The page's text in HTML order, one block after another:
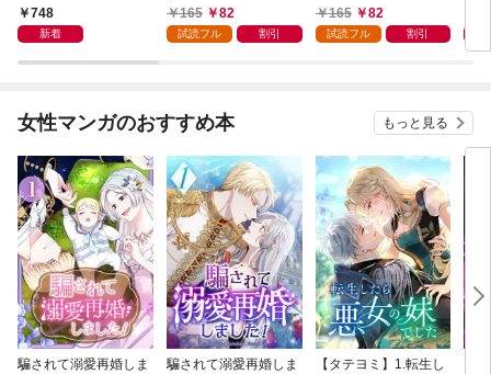
気にいり～
748
新着
てくれません～無骨な
将軍は最愛妻に滾る恋
165 82
試読フル 割引
ちゃうので、あなたの
本心なんてお見通しで
165 82
試読フル 割引
た
女性マンガのおすすめ本 もっと見る
騙されて溺愛再婚しま
騙されて溺愛再婚しま
【タテヨミ】1.転生し